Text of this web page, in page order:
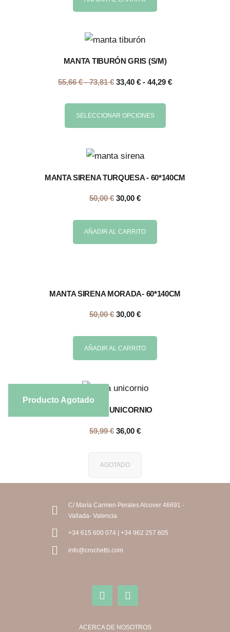
MANTA TIBURÓN GRIS (S/M)
55,66€ - 73,81€ 33,40 € - 44,29 €
SELECCIONAR OPCIONES
MANTA SIRENA TURQUESA - 60*140CM
50,00€ 30,00 €
AÑADIR AL CARRITO
MANTA SIRENA MORADA- 60*140CM
50,00€ 30,00 €
AÑADIR AL CARRITO
Producto Agotado
TOALLA UNICORNIO
59,99€ 36,00 €
AGOTADO
C/ María Carmen Perales Alcover 46691 -
Vallada- Valencia
+34 615 600 074 | +34 962 257 605
info@crochetts.com
ACERCA DE NOSOTROS